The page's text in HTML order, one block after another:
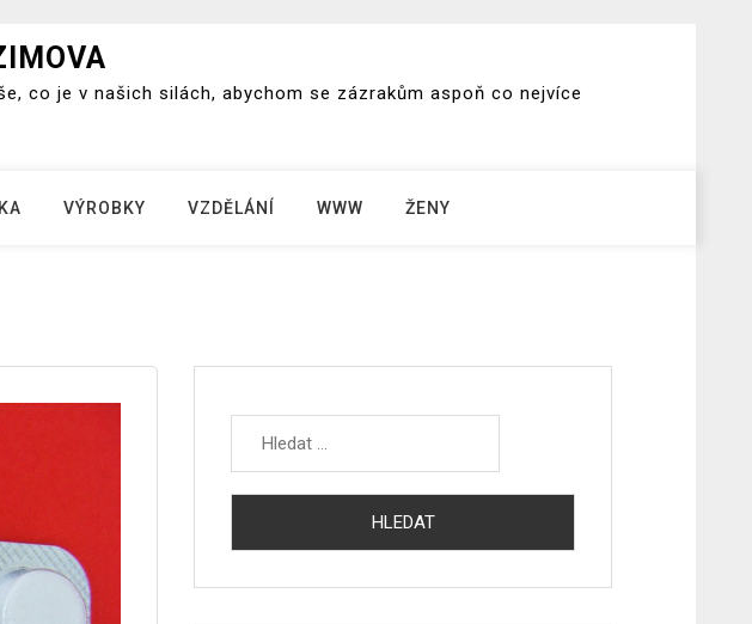
co je v našich silách, abychom se zázrakům aspoň co nejvíce
VÝROBKY VZDĚLÁNÍ WWW ŽENY
Vyhledávání